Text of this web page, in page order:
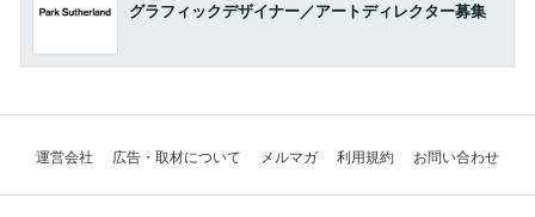
グラフィックデザイナー／アートディレクター募集
運営会社 広告・取材について メルマガ 利用規約 お問い合わせ